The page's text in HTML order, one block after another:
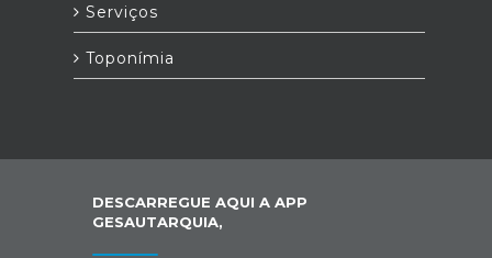
Serviços
Toponímia
DESCARREGUE AQUI A APP
GESAUTARQUIA,